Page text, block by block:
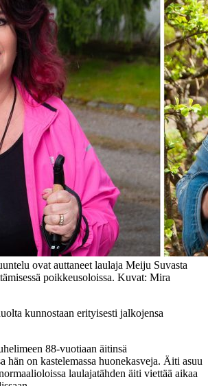
ovat auttaneet laulaja Meiju Suvasta
poikkeusoloissa. Kuvat: Mira
kunnostaan erityisesti jalkojensa
88-vuotiaan äitinsä
hän on kastelemassa huonekasveja. Äiti asuu
laulajatähden äiti viettää aikaa